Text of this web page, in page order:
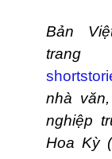
Bản
nhà
nghiệp
Hoa Kỳ